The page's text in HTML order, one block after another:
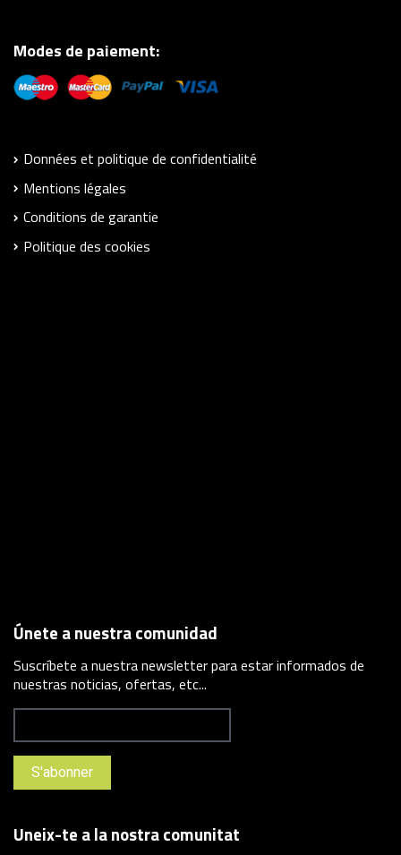
Modes de paiement:
Données et politique de confidentialité
Mentions légales
Conditions de garantie
Politique des cookies
Únete a nuestra comunidad
Suscríbete a nuestra newsletter para estar informados de
nuestras noticias, ofertas, etc...
Uneix-te a la nostra comunitat